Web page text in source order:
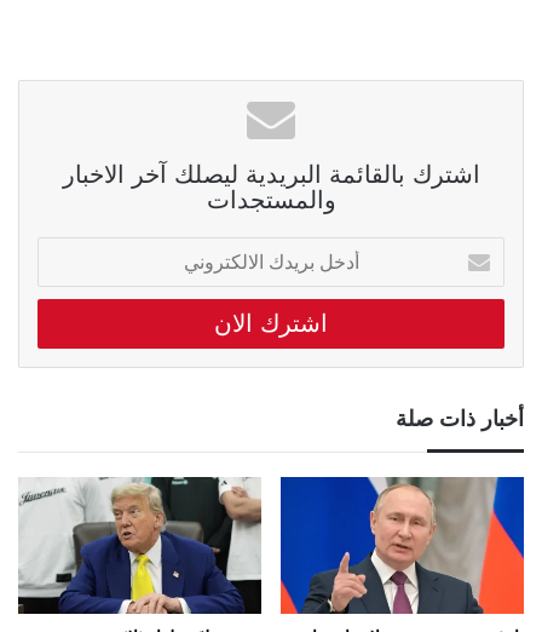
اشترك بالقائمة البريدية ليصلك آخر الاخبار
والمستجدات
أدخل
بريدك
الالكتروني
أخبار ذات صلة